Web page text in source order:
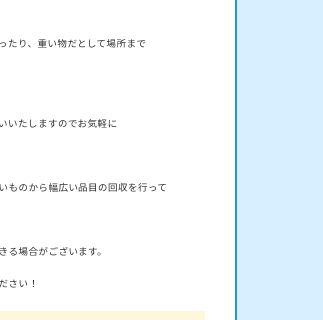
たり、重い物だとして場所まで
いたしますのでお気軽に
ものから幅広い品目の回収を行って
場合がございます。
さい！